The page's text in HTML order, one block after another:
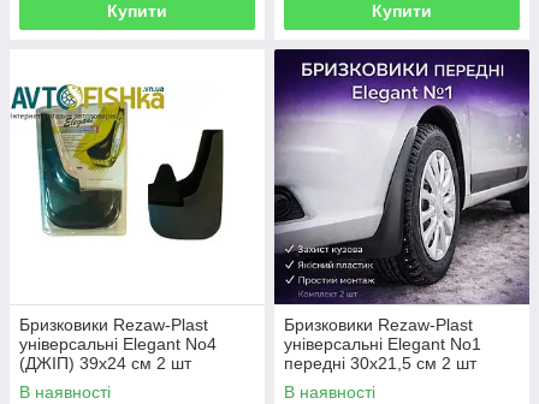
Купити Купити
Бризковики Rezaw-Plast
універсальні Elegant No4
(ДЖІП) 39х24 см 2 шт
В наявності
Бризковики Rezaw-Plast
універсальні Elegant No1
передні 30х21,5 см 2 шт
(КИТАЙ)
В наявності